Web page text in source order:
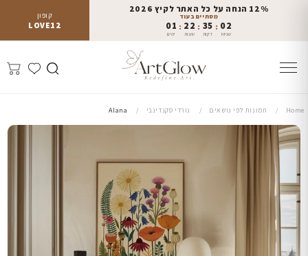
קופון
LOVE12
12% הנחה על כל האתר לקיץ 2026
מסתיים בעוד
01
ימים
: 22
שעות
: 35
דקות
: 00
שניות
Home תמונות לפי נושאים נורדי סקנדינבי Alana